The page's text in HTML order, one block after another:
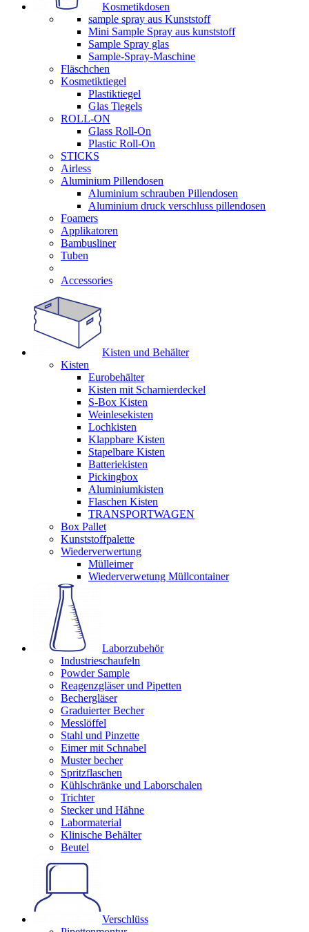
Kosmetikdosen
sample spray aus Kunststoff
Mini Sample Spray aus kunststoff
Sample Spray glas
Sample-Spray-Maschine
Fläschchen
Kosmetiktiegel
Plastiktiegel
Glas Tiegels
ROLL-ON
Glass Roll-On
Plastic Roll-On
STICKS
Airless
Aluminium Pillendosen
Aluminium schrauben Pillendosen
Aluminium druck verschluss pillendosen
Foamers
Applikatoren
Bambusliner
Tuben
Accessories
Kisten und Behälter
Kisten
Eurobehälter
Kisten mit Scharnierdeckel
S-Box Kisten
Weinlesekisten
Lochkisten
Klappbare Kisten
Stapelbare Kisten
Batteriekisten
Pickingbox
Aluminiumkisten
Flaschen Kisten
TRANSPORTWAGEN
Box Pallet
Kunststoffpalette
Wiederverwertung
Mülleimer
Wiederverwetung Müllcontainer
Laborzubehör
Industrieschaufeln
Powder Sample
Reagenzgläser und Pipetten
Bechergläser
Graduierter Becher
Messlöffel
Stahl und Pinzette
Eimer mit Schnabel
Muster becher
Spritzflaschen
Kühlschränke und Laborschalen
Trichter
Stecker und Hähne
Labormaterial
Klinische Behälter
Beutel
Verschlüss